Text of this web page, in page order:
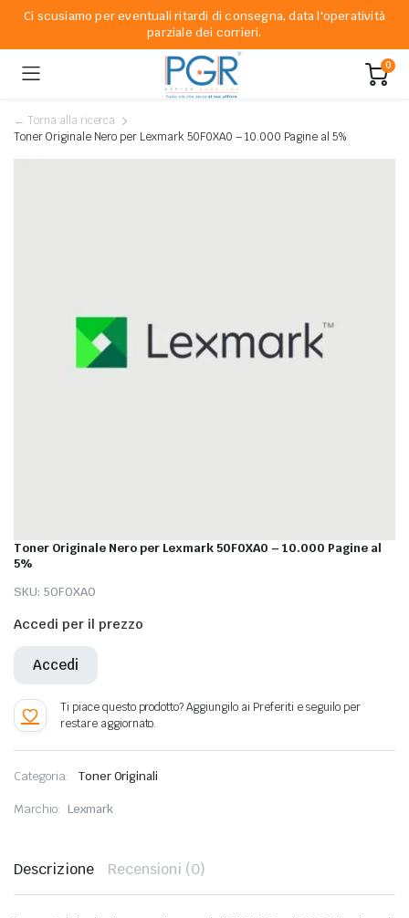
Ci scusiamo per eventuali ritardi di consegna, data l'operatività
parziale dei corrieri.
0
← Torna alla ricerca
Toner Originale Nero per Lexmark 50F0XA0 – 10.000 Pagine al 5%
Toner Originale Nero per Lexmark 50F0XA0 – 10.000 Pagine al
5%
SKU: 50F0XA0
Accedi per il prezzo
Accedi
Categoria: Toner Originali
Marchio: Lexmark
Descrizione Recensioni (0)